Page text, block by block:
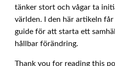
tänker stort och vågar ta
världen. I den här artikeln
guide för att starta ett
hållbar förändring.
Thank you for reading this